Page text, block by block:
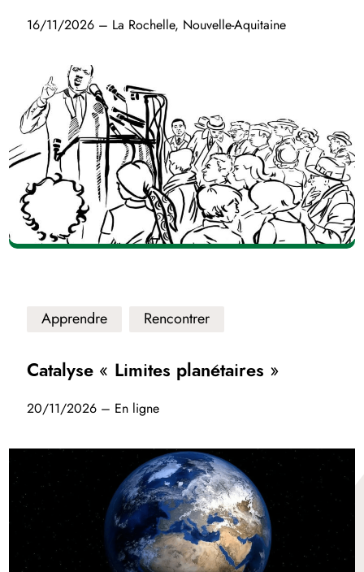
16/11/2026 – La Rochelle, Nouvelle-Aquitaine
Apprendre Rencontrer
Catalyse « Limites planétaires »
20/11/2026 – En ligne